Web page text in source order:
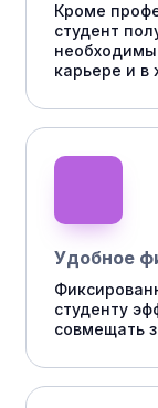
Кроме
студент
карьере и в
Удобное
студенту
совмещать